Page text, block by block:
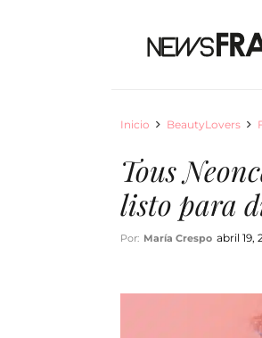
Inicio BeautyLovers
Tous
listo para
Por: María Crespo abril 19,